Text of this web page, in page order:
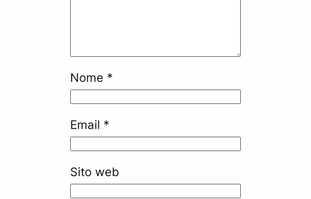
Nome *
Email *
Sito web